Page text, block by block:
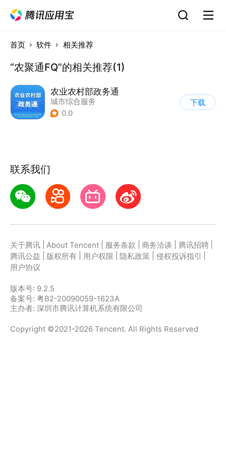
首页 软件 相关推荐
“农聚通FQ”的相关推荐(1)
农业农村部政务通
城市综合服务
0.0
下载
联系我们
关于腾讯 About Tencent 服务条款 商务洽谈 腾讯招聘
腾讯公益
版权所有 用户权限 隐私政策 侵权投诉指引
用户协议
版本号: 9.2.5
备案号: 粤B2-20090059-1623A
主办者: 深圳市腾讯计算机系统有限公司
Copyright ©2021-2026 Tencent. All Rights Reserved